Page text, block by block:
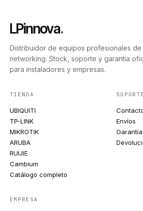
LPinnova.
Distribuidor de equipos profesionales de
networking. Stock, soporte y garantía
para instaladores y empresas.
TIENDA
UBIQUITI
TP-LINK
MIKROTIK
ARUBA
RUIJIE
Cambium
Catálogo completo
SOPORTE
Envíos
Garantía
EMPRESA